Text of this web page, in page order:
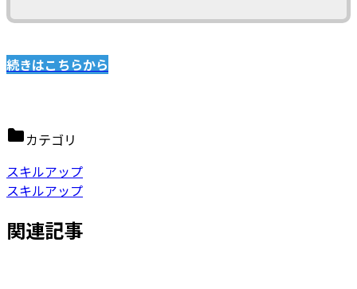
続きはこちらから
カテゴリ
スキルアップ
スキルアップ
関連記事